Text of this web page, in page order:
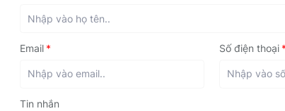
Email Số điện thoại
Tin nhắn